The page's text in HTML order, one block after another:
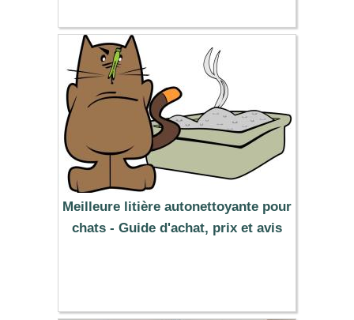
Meilleure litière autonettoyante pour
chats - Guide d'achat, prix et avis